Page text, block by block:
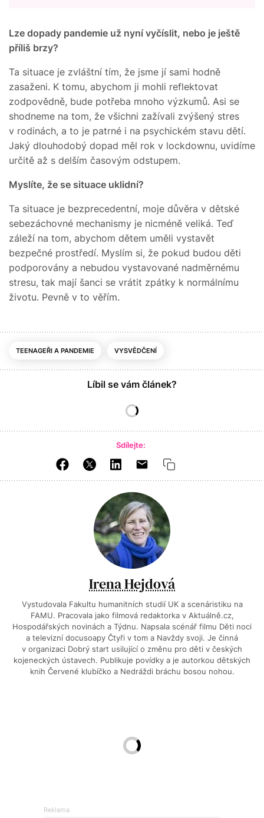
Lze dopady pandemie už nyní vyčíslit, nebo je ještě
příliš brzy?
Ta situace je zvláštní tím, že jsme jí sami hodně
zasaženi. K tomu, abychom ji mohli reflektovat
zodpovědně, bude potřeba mnoho výzkumů. Asi se
shodneme na tom, že všichni zažívali zvýšený stres
v rodinách, a to je patrné i na psychickém stavu dětí.
Jaký dlouhodobý dopad měl rok v lockdownu, uvidíme
určitě až s delším časovým odstupem.
Myslíte, že se situace uklidní?
Ta situace je bezprecedentní, moje důvěra v dětské
sebezáchovné mechanismy je nicméně veliká. Teď
záleží na tom, abychom dětem uměli vystavět
bezpečné prostředí. Myslím si, že pokud budou děti
podporovány a nebudou vystavované nadměrnému
stresu, tak mají šanci se vrátit zpátky k normálnímu
životu. Pevně v to věřím.
TEENAGEŘI A PANDEMIE VYSVĚDČENÍ
Líbil se vám článek?
Sdílejte:
Irena Hejdová
Vystudovala Fakultu humanitních studií UK a scenáristiku na
FAMU. Pracovala jako filmová redaktorka v Aktuálně.cz,
Hospodářských novinách a Týdnu. Napsala scénář filmu Děti noci
a televizní docusoapy Čtyři v tom a Navždy svoji. Je činná
v organizaci Dobrý start usilující o změnu pro děti v českých
kojeneckých ústavech. Publikuje povídky a je autorkou dětských
knih Červené klubíčko a Nedráždi bráchu bosou nohou.